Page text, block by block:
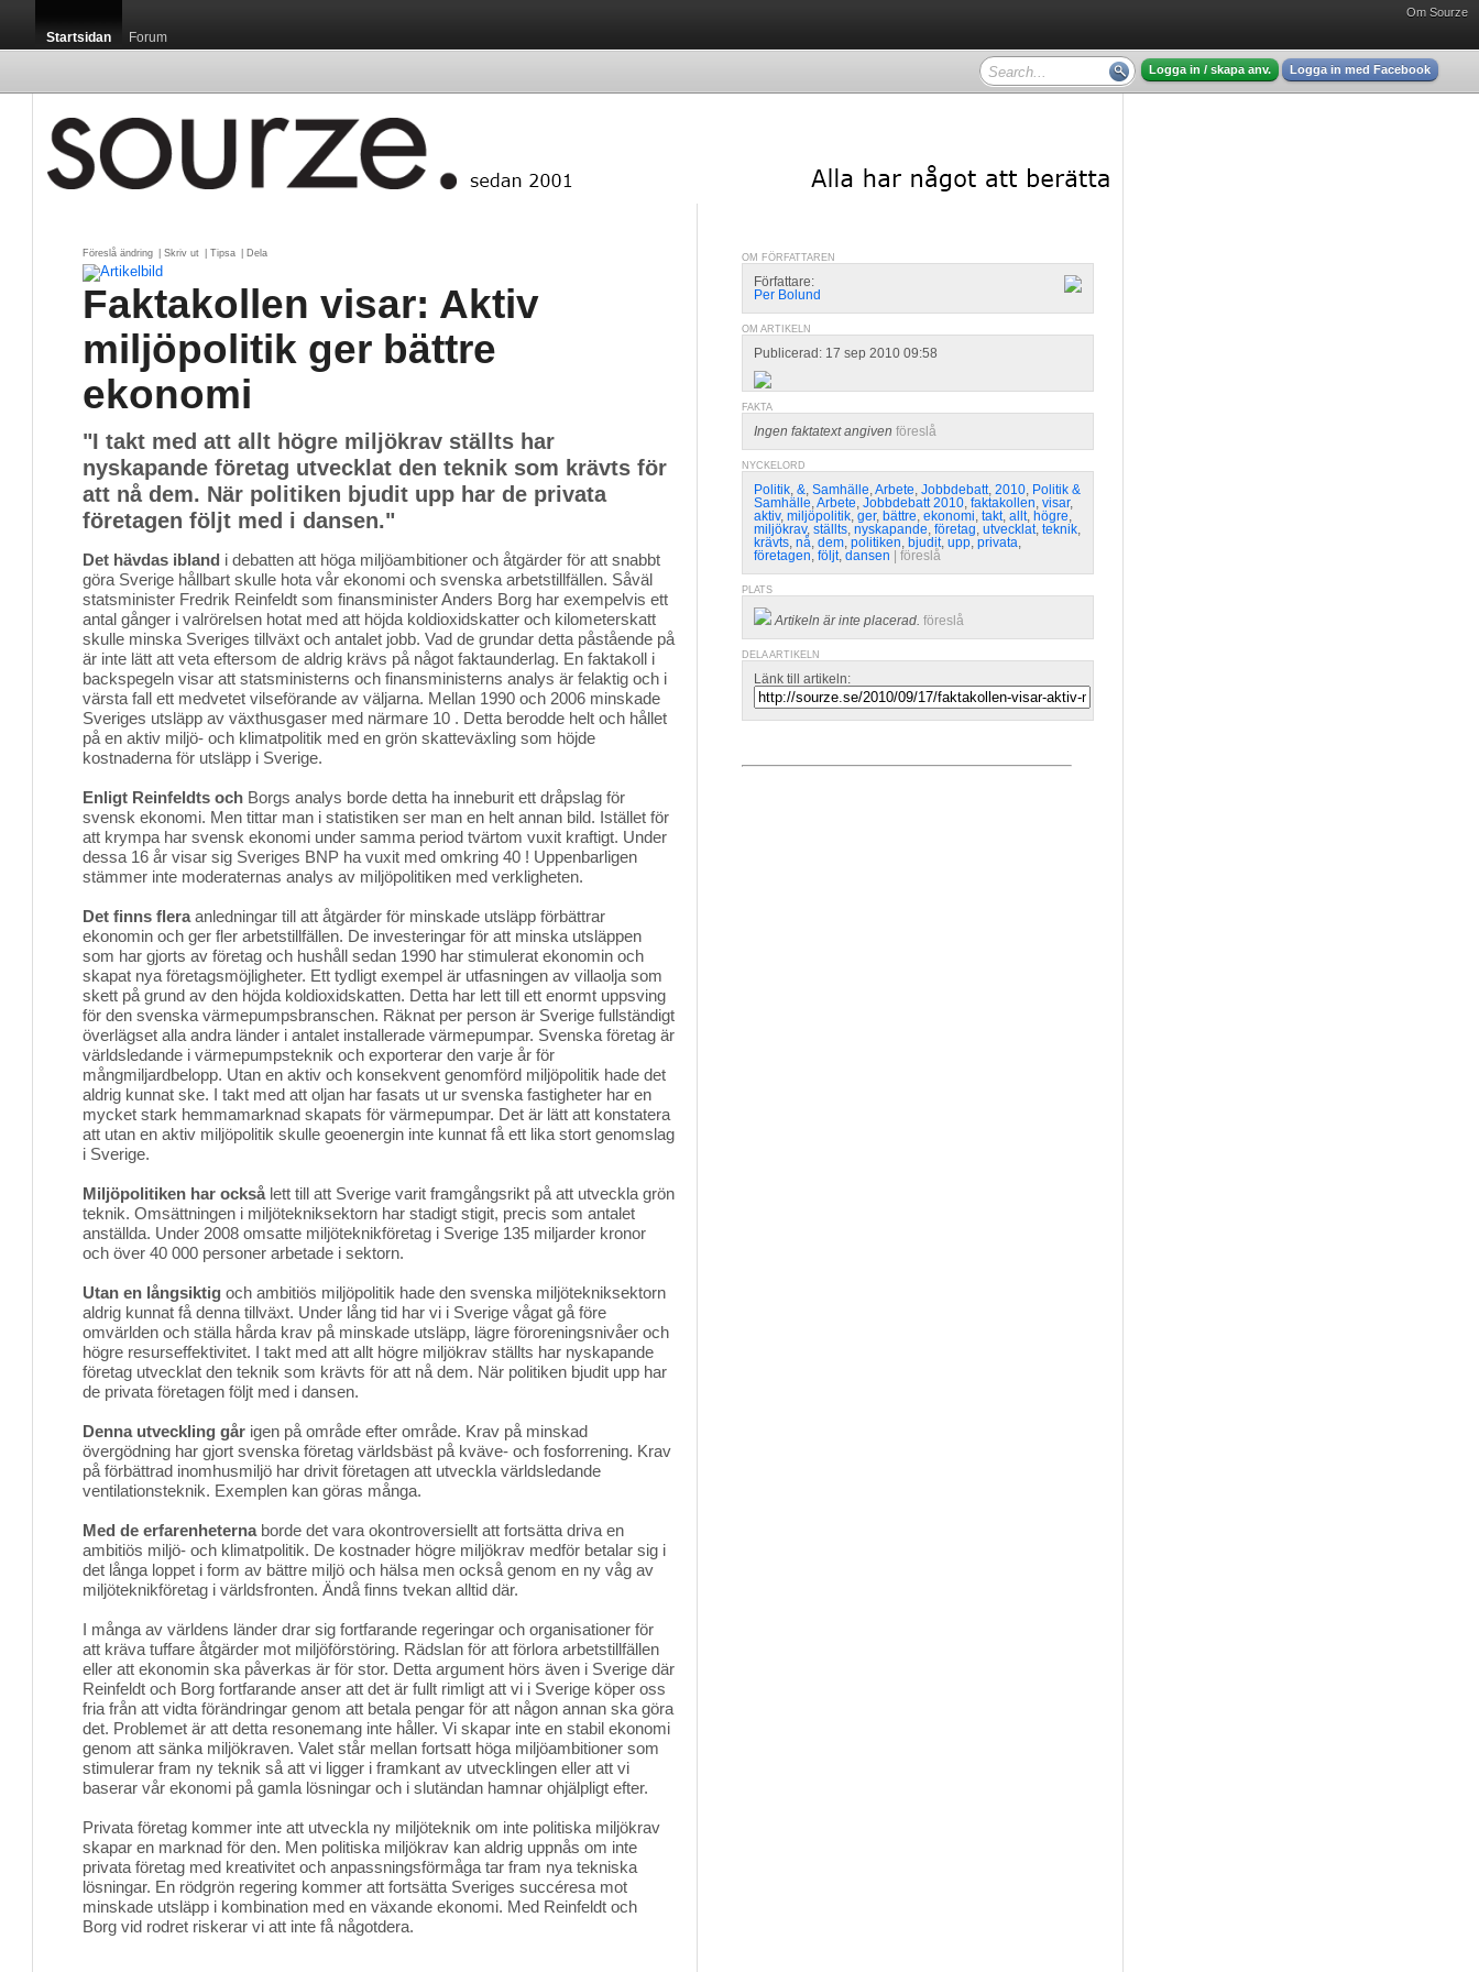
Om Sourze
Startsidan Forum
Logga in / skapa anv. Logga in med Facebook
Föreslå ändring Skriv ut Tipsa Dela
Faktakollen visar: Aktiv
miljöpolitik ger bättre
ekonomi
"I takt med att allt högre miljökrav ställts har
nyskapande företag utvecklat den teknik som krävts för
att nå dem. När politiken bjudit upp har de privata
företagen följt med i dansen."
Det hävdas ibland i debatten att höga miljöambitioner och åtgärder för att snabbt
göra Sverige hållbart skulle hota vår ekonomi och svenska arbetstillfällen. Såväl
statsminister Fredrik Reinfeldt som finansminister Anders Borg har exempelvis ett
antal gånger i valrörelsen hotat med att höjda koldioxidskatter och kilometerskatt
skulle minska Sveriges tillväxt och antalet jobb. Vad de grundar detta påstående på
är inte lätt att veta eftersom de aldrig krävs på något faktaunderlag. En faktakoll i
backspegeln visar att statsministerns och finansministerns analys är felaktig och i
värsta fall ett medvetet vilseförande av väljarna. Mellan 1990 och 2006 minskade
Sveriges utsläpp av växthusgaser med närmare 10 . Detta berodde helt och hållet
på en aktiv miljö- och klimatpolitik med en grön skatteväxling som höjde
kostnaderna för utsläpp i Sverige.
Enligt Reinfeldts och Borgs analys borde detta ha inneburit ett dråpslag för
svensk ekonomi. Men tittar man i statistiken ser man en helt annan bild. Istället för
att krympa har svensk ekonomi under samma period tvärtom vuxit kraftigt. Under
dessa 16 år visar sig Sveriges BNP ha vuxit med omkring 40 ! Uppenbarligen
stämmer inte moderaternas analys av miljöpolitiken med verkligheten.
Det finns fleraanledningar till att åtgärder för minskade utsläpp förbättrar
ekonomin och ger fler arbetstillfällen. De investeringar för att minska utsläppen
som har gjorts av företag och hushåll sedan 1990 har stimulerat ekonomin och
skapat nya företagsmöjligheter. Ett tydligt exempel är utfasningen av villaolja som
skett på grund av den höjda koldioxidskatten. Detta har lett till ett enormt uppsving
för den svenska värmepumpsbranschen. Räknat per person är Sverige fullständigt
överlägset alla andra länder i antalet installerade värmepumpar. Svenska företag är
världsledande i värmepumpsteknik och exporterar den varje år för
mångmiljardbelopp. Utan en aktiv och konsekvent genomförd miljöpolitik hade det
aldrig kunnat ske. I takt med att oljan har fasats ut ur svenska fastigheter har en
mycket stark hemmamarknad skapats för värmepumpar. Det är lätt att konstatera
att utan en aktiv miljöpolitik skulle geoenergin inte kunnat få ett lika stort genomslag
i Sverige.
Miljöpolitiken har också lett till att Sverige varit framgångsrikt på att utveckla grön
teknik. Omsättningen i miljötekniksektorn har stadigt stigit, precis som antalet
anställda. Under 2008 omsatte miljöteknikföretag i Sverige 135 miljarder kronor
och över 40 000 personer arbetade i sektorn.
Utan en långsiktig och ambitiös miljöpolitik hade den svenska miljötekniksektorn
aldrig kunnat få denna tillväxt. Under lång tid har vi i Sverige vågat gå före
omvärlden och ställa hårda krav på minskade utsläpp, lägre föroreningsnivåer och
högre resurseffektivitet. I takt med att allt högre miljökrav ställts har nyskapande
företag utvecklat den teknik som krävts för att nå dem. När politiken bjudit upp har
de privata företagen följt med i dansen.
Denna utveckling går igen på område efter område. Krav på minskad
övergödning har gjort svenska företag världsbäst på kväve- och fosforrening. Krav
på förbättrad inomhusmiljö har drivit företagen att utveckla världsledande
ventilationsteknik. Exemplen kan göras många.
Med de erfarenheternaborde det vara okontroversiellt att fortsätta driva en
ambitiös miljö- och klimatpolitik. De kostnader högre miljökrav medför betalar sig i
det långa loppet i form av bättre miljö och hälsa men också genom en ny våg av
miljöteknikföretag i världsfronten. Ändå finns tvekan alltid där.
I många av världens länder drar sig fortfarande regeringar och organisationer för
att kräva tuffare åtgärder mot miljöförstöring. Rädslan för att förlora arbetstillfällen
eller att ekonomin ska påverkas är för stor. Detta argument hörs även i Sverige där
Reinfeldt och Borg fortfarande anser att det är fullt rimligt att vi i Sverige köper oss
fria från att vidta förändringar genom att betala pengar för att någon annan ska göra
det. Problemet är att detta resonemang inte håller. Vi skapar inte en stabil ekonomi
genom att sänka miljökraven. Valet står mellan fortsatt höga miljöambitioner som
stimulerar fram ny teknik så att vi ligger i framkant av utvecklingen eller att vi
baserar vår ekonomi på gamla lösningar och i slutändan hamnar ohjälpligt efter.
Privata företag kommer inte att utveckla ny miljöteknik om inte politiska miljökrav
skapar en marknad för den. Men politiska miljökrav kan aldrig uppnås om inte
privata företag med kreativitet och anpassningsförmåga tar fram nya tekniska
lösningar. En rödgrön regering kommer att fortsätta Sveriges succéresa mot
minskade utsläpp i kombination med en växande ekonomi. Med Reinfeldt och
Borg vid rodret riskerar vi att inte få någotdera.
OM FÖRFATTAREN
Författare:
Per Bolund
OM ARTIKELN
Publicerad: 17 sep 2010 09:58
FAKTA
Ingen faktatext angiven föreslå
NYCKELORD
Politik, &, Samhälle,Arbete, Jobbdebatt, 2010, Politik &
Samhälle,Arbete, Jobbdebatt 2010, faktakollen, visar,
aktiv, miljöpolitik, ger, bättre, ekonomi, takt, allt, högre,
miljökrav, ställts, nyskapande, företag, utvecklat, teknik,
krävts, nå, dem, politiken, bjudit, upp, privata,
företagen, följt, dansen föreslå
PLATS
Artikeln är inte placerad. föreslå
DELA ARTIKELN
Länk till artikeln: